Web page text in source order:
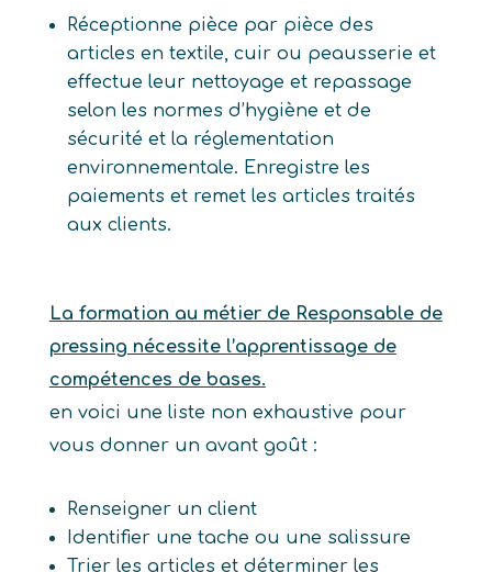
Réceptionne pièce par pièce des
articles en textile, cuir ou peausserie et
effectue leur nettoyage et repassage
selon les normes d’hygiène et de
sécurité et la réglementation
environnementale. Enregistre les
paiements et remet les articles traités
aux clients.
La formation au métier de Responsable de
pressing nécessite l’apprentissage de
compétences de bases.
en voici une liste non exhaustive pour
vous donner un avant goût :
Renseigner un client
Identifier une tache ou une salissure
Trier les articles et déterminer les